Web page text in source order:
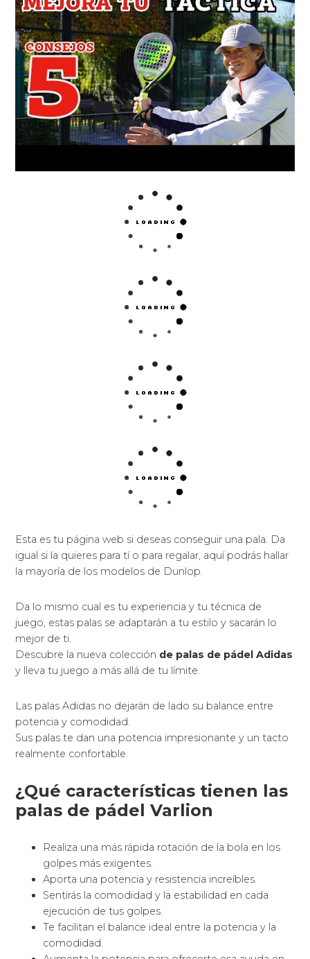
Esta es tu página web si deseas conseguir una pala. Da
igual si la quieres para tí o para regalar, aquí podrás hallar
la mayoría de los modelos de Dunlop.
Da lo mismo cual es tu experiencia y tu técnica de
juego, estas palas se adaptarán a tu estilo y sacarán lo
mejor de ti.
Descubre la nueva colección de palas de pádel Adidas
y lleva tu juego a más allá de tu límite.
Las palas Adidas no dejarán de lado su balance entre
potencia y comodidad.
Sus palas te dan una potencia impresionante y un tacto
realmente confortable.
¿Qué características tienen las
palas de pádel Varlion
Realiza una más rápida rotación de la bola en los
golpes más exigentes.
Aporta una potencia y resistencia increíbles.
Sentirás la comodidad y la estabilidad en cada
ejecución de tus golpes.
Te facilitan el balance ideal entre la potencia y la
comodidad.